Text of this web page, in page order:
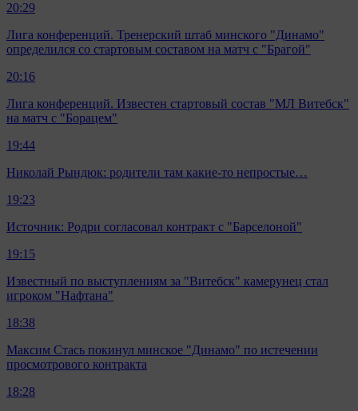
20:29
Лига конференций. Тренерский штаб минского "Динамо"
определился со стартовым составом на матч с "Брагой"
20:16
Лига конференций. Известен стартовый состав "МЛ Витебск"
на матч с "Борацем"
19:44
Николай Рындюк: родители там какие-то непростые…
19:23
Источник: Родри согласовал контракт с "Барселоной"
19:15
Известный по выступлениям за "Витебск" камерунец стал
игроком "Нафтана"
18:38
Максим Стась покинул минское "Динамо" по истечении
просмотрового контракта
18:28